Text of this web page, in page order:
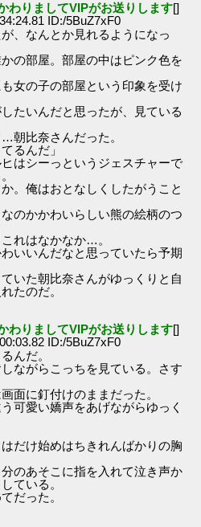
わりましてVIPがお送りします[]
ID:/5BuZ7xF0
、なんとか見れるようになっ
の部屋。部屋の中はピンク色を
女の子の部屋という印象を受け
たいんだと思ったが、見ている
朝比奈さんだった。
るんだ」
はシーっというジェスチャーで
。俺はおとなしくしたがうこと
のかかわいらしい熊の絵柄のつ
れはなかなか…。
いいんだなと思っていたら予期
いた朝比奈さんがゆっくりと自
たのだ。
わりましてVIPがお送りします[]
ID:/5BuZ7xF0
んだ。
ながらこっちを見ている。さす
面に釘付けのままだった。
可愛い嬌声をあげながらゆっく
だけ始めはちきれんばかりの胸
のあそこに指を入れて泣き声か
ている。
だった。